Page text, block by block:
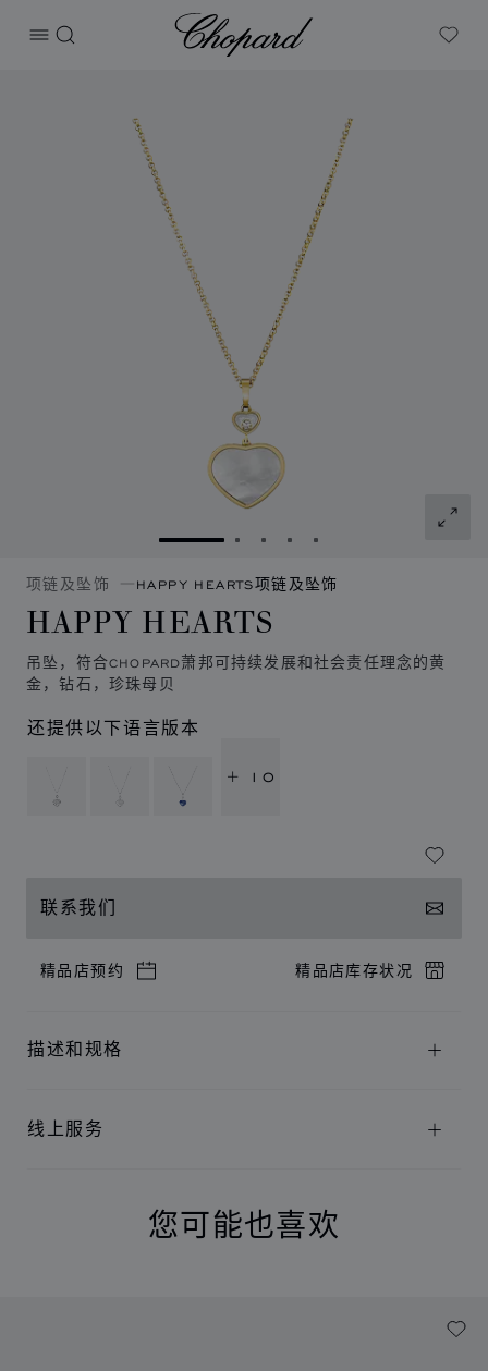
打开菜单
搜索
Chopard
My
转到幻灯片 1转到幻灯片 2
转到幻灯片 3
转到幻灯片 4
转到幻灯片 5
项链及坠饰 HAPPY HEARTS项链及坠饰
HAPPY HEARTS
吊坠，符合CHOPARD萧邦可持续发展和社会责任理念的黄
金，钻石，珍珠母贝
还提供以下语言版本
+ 10
联系我们
精品店预约 精品店库存状况
描述和规格
线上服务
您可能也喜欢